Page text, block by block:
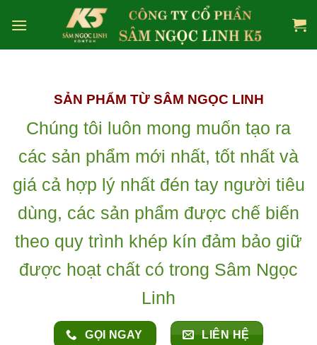
SẢN PHẨM TỪ SÂM NGỌC LINH
Chúng tôi luôn mong muốn tạo ra
các sản phẩm mới nhất, tốt nhất và
giá cả hợp lý nhất đén tay người tiêu
dùng, các sản phẩm được chế biến
theo quy trình khép kín đảm bảo giữ
được hoạt chất có trong Sâm Ngọc
Linh
GỌI NGAY LIÊN HỆ